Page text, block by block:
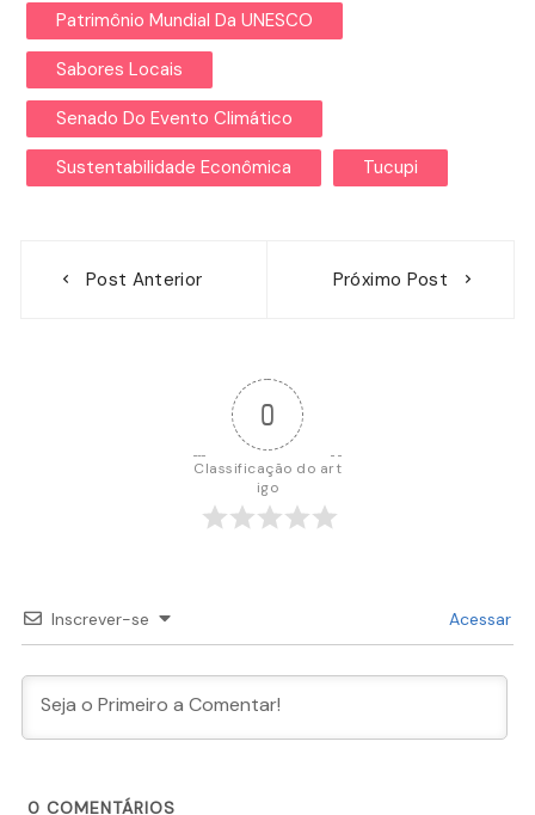
Patrimônio Mundial Da UNESCO
Sabores Locais
Senado Do Evento Climático
Sustentabilidade Econômica Tucupi
Post Anterior Próximo Post
0
Classificação do art
igo
Inscrever-se Acessar
0 COMENTÁRIOS